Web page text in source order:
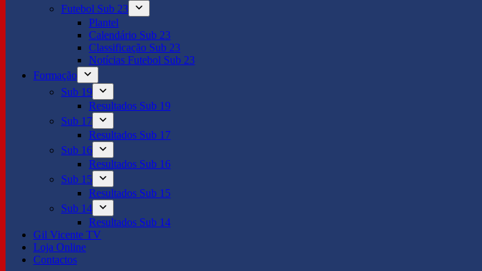
Futebol Sub 23
Plantel
Calendário Sub 23
Classificação Sub 23
Notícias Futebol Sub 23
Formação
Sub 19
Resultados Sub 19
Sub 17
Resultados Sub 17
Sub 16
Resultados Sub 16
Sub 15
Resultados Sub 15
Sub 14
Resultados Sub 14
Gil Vicente TV
Loja Online
Contactos